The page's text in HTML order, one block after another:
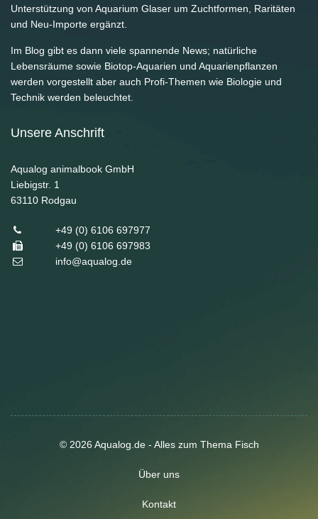
Unterstützung von Aquarium Glaser um Zuchtformen, Raritäten
und Neu-Importe ergänzt.
Im Blog gibt es dann viele spannende News; natürliche
Lebensräume sowie Biotop-Aquarien und Aquarienpflanzen
werden vorgestellt aber auch Profi-Themen wie Biologie und
Technik werden beleuchtet.
Unsere Anschrift
Aqualog animalbook GmbH
Liebigstr. 1
63110 Rodgau
+49 (0) 6106 697977
+49 (0) 6106 697983
info@aqualog.de
© 2026 Aqualog.de - Alles zum Thema Fisch
Über uns
Kontakt